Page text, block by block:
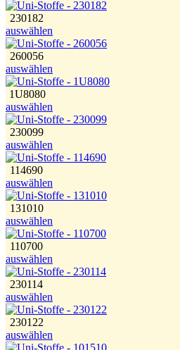
230182
auswählen
260056
auswählen
1U8080
auswählen
230099
auswählen
114690
auswählen
131010
auswählen
110700
auswählen
230114
auswählen
230122
auswählen